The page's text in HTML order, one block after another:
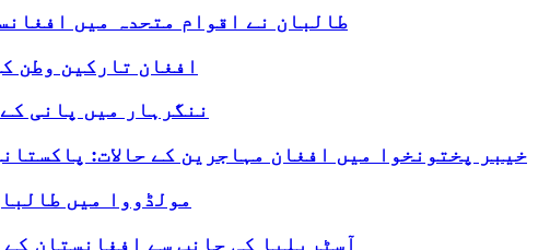
طالبان نے اقوام متحدہ میں
افغان تارکین وطن
ننگرہار میں پانی
خیبر پختونخوا میں افغان مہاجرین کے حالات:
مولڈووا میں
آسٹریلیا کی جانب سے افغانستان کے انسانی فنڈ